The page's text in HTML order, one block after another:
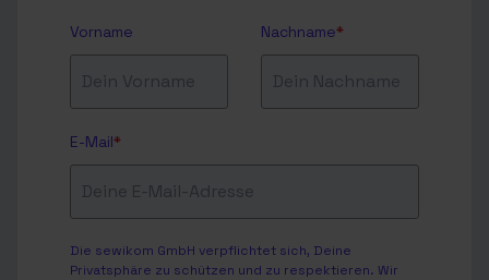
Vorname Nachname*
E-Mail*
Die sewikom GmbH verpflichtet sich, Deine
Privatsphäre zu schützen und zu respektieren. Wir